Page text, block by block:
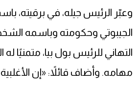
وعبّر الرئيس جيله، في برقيته،
الجيبوتي وحكومته وباسمه
التهاني للرئيس بول بيا، متمنيًا
مهامه. وأضاف قائلاً: «إن